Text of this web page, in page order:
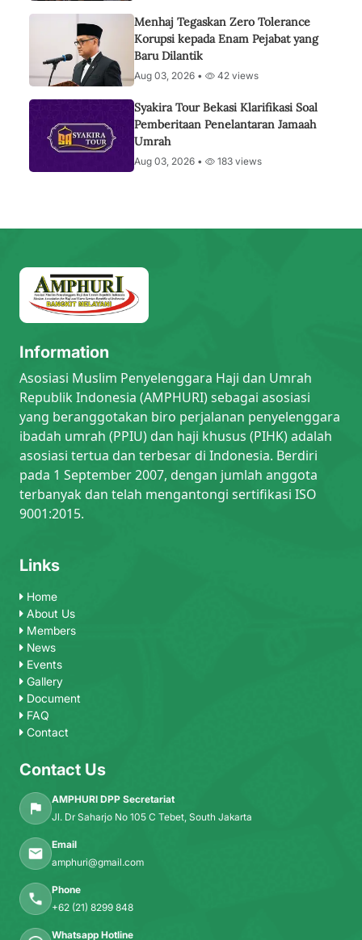
Menhaj Tegaskan Zero Tolerance
Korupsi kepada Enam Pejabat yang
Baru Dilantik
Aug 03, 2026 • 42 views
Syakira Tour Bekasi Klarifikasi Soal
Pemberitaan Penelantaran Jamaah
Umrah
Aug 03, 2026 • 183 views
Information
Asosiasi Muslim Penyelenggara Haji dan Umrah
Republik Indonesia (AMPHURI) sebagai asosiasi
yang beranggotakan biro perjalanan penyelenggara
ibadah umrah (PPIU) dan haji khusus (PIHK) adalah
asosiasi tertua dan terbesar di Indonesia. Berdiri
pada 1 September 2007, dengan jumlah anggota
terbanyak dan telah mengantongi sertifikasi ISO
9001:2015.
Links
Home
About Us
Members
News
Events
Gallery
Document
FAQ
Contact
Contact Us
AMPHURI DPP Secretariat
Jl. Dr Saharjo No 105 C Tebet, South Jakarta
Email
amphuri@gmail.com
Phone
+62 (21) 8299 848
Whatsapp Hotline